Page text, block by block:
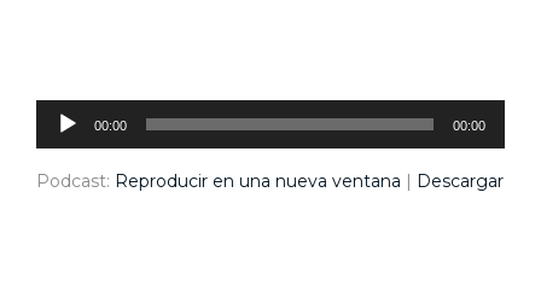
Reproductor
audio 00:00 00:00
Podcast: Reproducir en una nueva ventana | Descargar